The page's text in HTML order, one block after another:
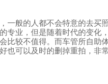
一般的人都不会特意的去买照
专业，但是随着时代的变化
较不值得。而车管所自助体
也可以及时的删掉重拍，非